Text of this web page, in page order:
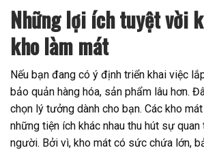
Những lợi ích tuyệt vời
kho làm mát
Nếu bạn đang có ý định triển khai việc
bảo quản hàng hóa, sản phẩm lâu hơn.
chọn lý tưởng dành cho bạn. Các kho
những tiện ích khác nhau thu hút sự
người. Bởi vì, kho mát có sức chứa lớn,